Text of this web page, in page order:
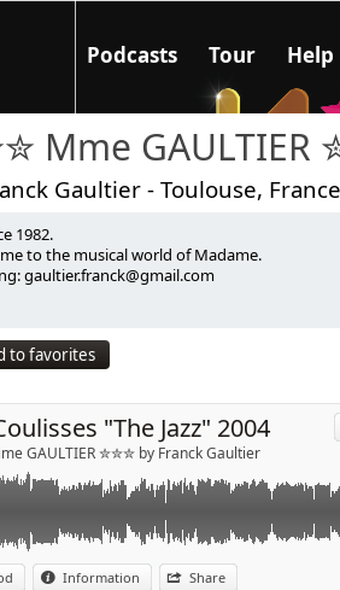
Podcasts Tour Help
Mme
Gaultier - Toulouse, France
1982.
to the musical world of Madame.
gaultier.franck@gmail.com
to favorites
"The Jazz" 2004
GAULTIER ✮✮✮ by Franck Gaultier
Information Share
Send by email
Gleize ouvrait le bar « Les Coulisses » situé au
des nuits toulousaines. En fin d’année
A la demande générale, voici le coffret
« pour l’apéritif ou le diner et le second « The
et mixé par Mme Gaultier, à consommer sans